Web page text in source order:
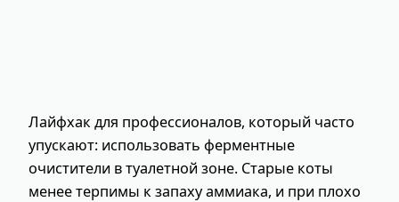
Лайфхак для профессионалов, который часто
упускают: использовать ферментные
очистители в туалетной зоне. Старые коты
менее терпимы к запаху аммиака, и при плохо